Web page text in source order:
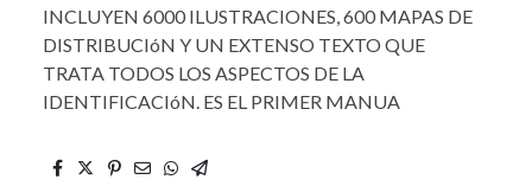
INCLUYEN 6000 ILUSTRACIONES, 600 MAPAS DE
DISTRIBUCIóN Y UN EXTENSO TEXTO QUE
TRATA TODOS LOS ASPECTOS DE LA
IDENTIFICACIóN. ES EL PRIMER MANUA